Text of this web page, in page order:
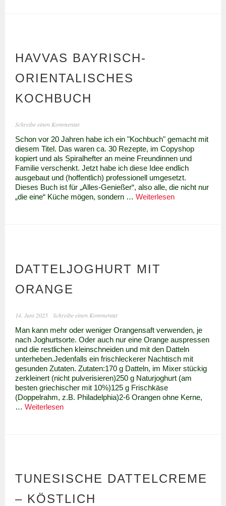
HAVVAS BAYRISCH-
ORIENTALISCHES
KOCHBUCH
Schreibe einen Kommentar
Schon vor 20 Jahren habe ich ein "Kochbuch" gemacht mit
diesem Titel. Das waren ca. 30 Rezepte, im Copyshop
kopiert und als Spiralhefter an meine Freundinnen und
Familie verschenkt. Jetzt habe ich diese Idee endlich
ausgebaut und (hoffentlich) professionell umgesetzt.
Dieses Buch ist für „Alles-Genießer“, also alle, die nicht nur
„die eine“ Küche mögen, sondern …WeiterlesenHavvas
DATTELJOGHURT MIT
ORANGE
14. Juni 2025 Schreibe einen Kommentar
Man kann mehr oder weniger Orangensaft verwenden, je
nach Joghurtsorte. Oder auch nur eine Orange auspressen
und die restlichen kleinschneiden und mit den Datteln
unterheben.Jedenfalls ein frischleckerer Nachtisch mit
gesunden Zutaten. Zutaten:170 g Datteln, im Mixer stückig
zerkleinert (nicht pulverisieren)250 g Naturjoghurt (am
besten griechischer mit 10%)125 g Frischkäse
(Doppelrahm, z.B. Philadelphia)2-6 Orangen ohne Kerne,
…WeiterlesenDatteljoghurt
TUNESISCHE DATTELCREME
– KÖSTLICH